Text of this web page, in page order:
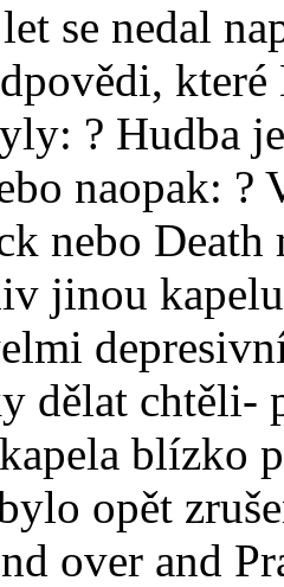
se nedal
? Hudba
naopak:
nebo
jinou
dělat chtěli-
blízko
opět
over and